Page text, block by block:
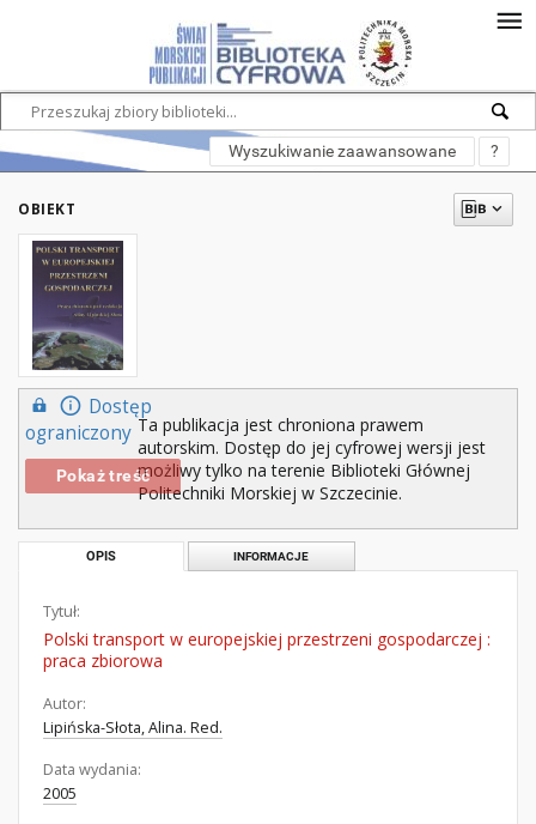
Wyszukiwanie zaawansowane ?
OBIEKT
Dostęp
ograniczony
Pokaż treść
Ta publikacja jest chroniona prawem
autorskim. Dostęp do jej cyfrowej wersji jest
możliwy tylko na terenie Biblioteki Głównej
Politechniki Morskiej w Szczecinie.
OPIS INFORMACJE
Tytuł:
Polski transport w europejskiej przestrzeni gospodarczej :
praca zbiorowa
Autor:
Lipińska-Słota, Alina. Red.
Data wydania:
2005